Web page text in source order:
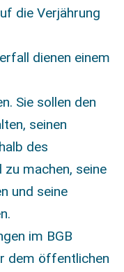
die Verjährung
dienen einem
Sie sollen den
seinen
des
zu machen, seine
und seine
im BGB
dem öffentlichen